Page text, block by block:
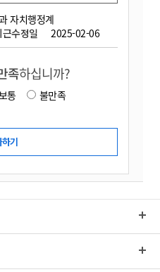
자치행정계
근수정일 2025-02-06
족하십니까?
보통
불만족